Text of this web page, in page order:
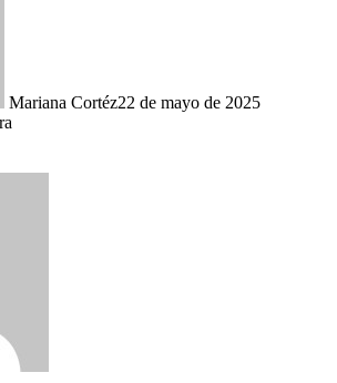
Mariana Cortéz22 de mayo de 2025